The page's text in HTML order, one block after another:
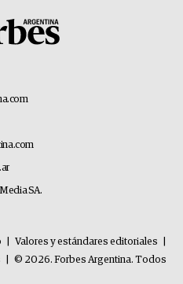
SA.
Valores y estándares editoriales
© 2026. Forbes Argentina. Todos